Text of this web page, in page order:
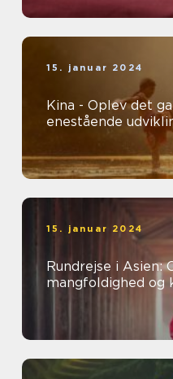
15. januar 2024
Kina - Oplev det
enestående
15. januar 2024
Rundrejse i Asien:
mangfoldighed og